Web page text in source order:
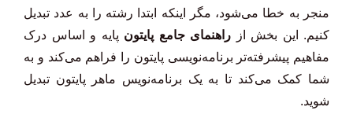
منجر به خطا می‌شود، مگر اینکه ابتدا رشته را به عدد تبدیل
کنیم. این بخش از راهنمای جامع پایتون پایه و اساس درک
مفاهیم پیشرفته‌تر برنامه‌نویسی پایتون را فراهم می‌کند و به
شما کمک می‌کند تا به یک برنامه‌نویس ماهر پایتون تبدیل
شوید.